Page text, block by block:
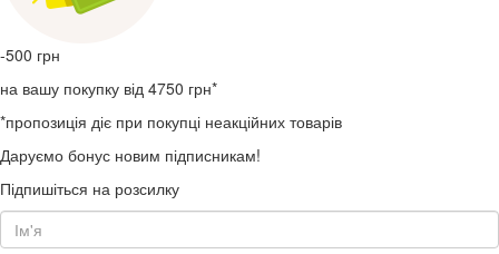
-500 грн
на вашу покупку від 4750 грн*
*пропозиція діє при покупці неакційних товарів
Даруємо бонус новим підписникам!
Підпишіться на розсилку